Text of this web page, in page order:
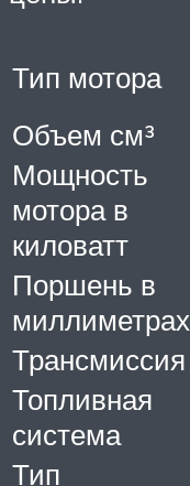
Тип мотора
Объем см³
Мощность
мотора в
киловатт
Поршень в
миллиметрах
Трансмиссия
Топливная
система
Тип